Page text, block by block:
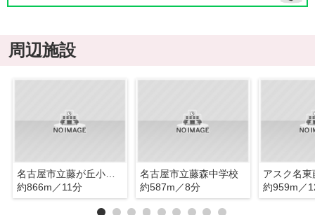
周辺施設
名古屋市立藤が丘小学校
約866m／11分
名古屋市立藤森中学校
約587m／8分
約959m／